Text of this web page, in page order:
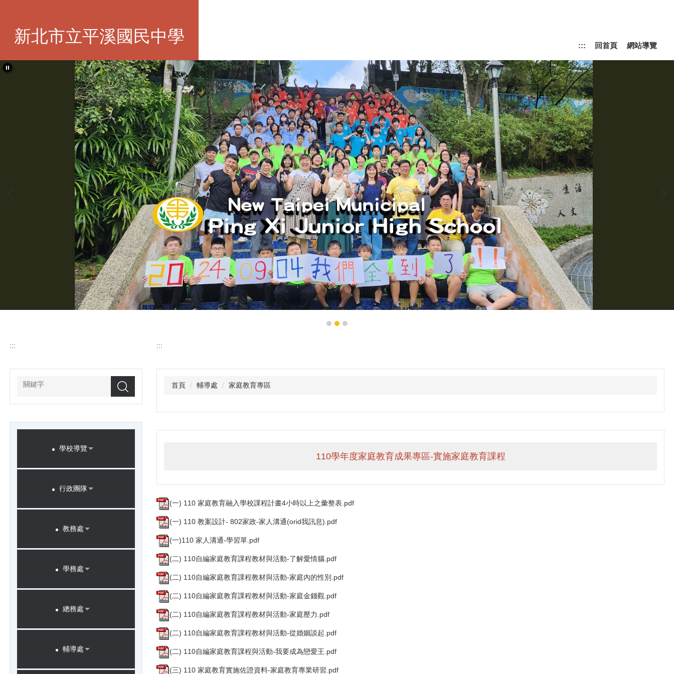
容
區
新北市立平溪國民中學 ::: 回首頁 網站導覽
:::
搜尋
學校導覽
行政團隊
教務處
學務處
總務處
輔導處
:::
首頁 輔導處 家庭教育專區
110學年度家庭教育成果專區-實施家庭教育課程
(一) 110 家庭教育融入學校課程計畫4小時以上之彙整表.pdf
(一) 110 教案設計- 802家政-家人溝通(orid我訊息).pdf
(一)110 家人溝通-學習單.pdf
(二) 110自編家庭教育課程教材與活動-了解愛情腦.pdf
(二) 110自編家庭教育課程教材與活動-家庭內的性別.pdf
(二) 110自編家庭教育課程教材與活動-家庭金錢觀.pdf
(二) 110自編家庭教育課程教材與活動-家庭壓力.pdf
(二) 110自編家庭教育課程教材與活動-從婚姻談起.pdf
(二) 110自編家庭教育課程與活動-我要成為戀愛王.pdf
(三) 110 家庭教育實施佐證資料-家庭教育專業研習.pdf